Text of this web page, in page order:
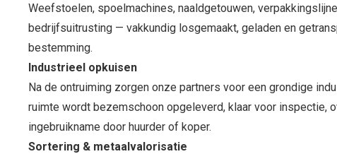
Weefstoelen, spoelmachines, naaldgetouwen,
bedrijfsuitrusting — vakkundig losgemaakt, geladen en
bestemming.
Industrieel opkuisen
Na de ontruiming zorgen onze partners voor een grondige
ruimte wordt bezemschoon opgeleverd, klaar voor inspectie,
ingebruikname door huurder of koper.
Sortering & metaalvalorisatie